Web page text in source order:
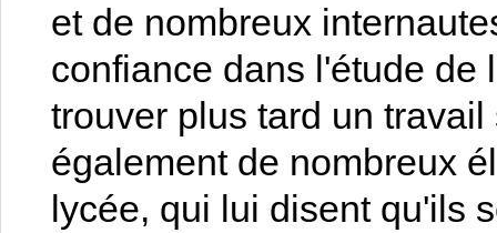
et de nombreux
confiance dans l'étude de
trouver plus tard un
également de nombreux
lycée, qui lui disent qu'ils